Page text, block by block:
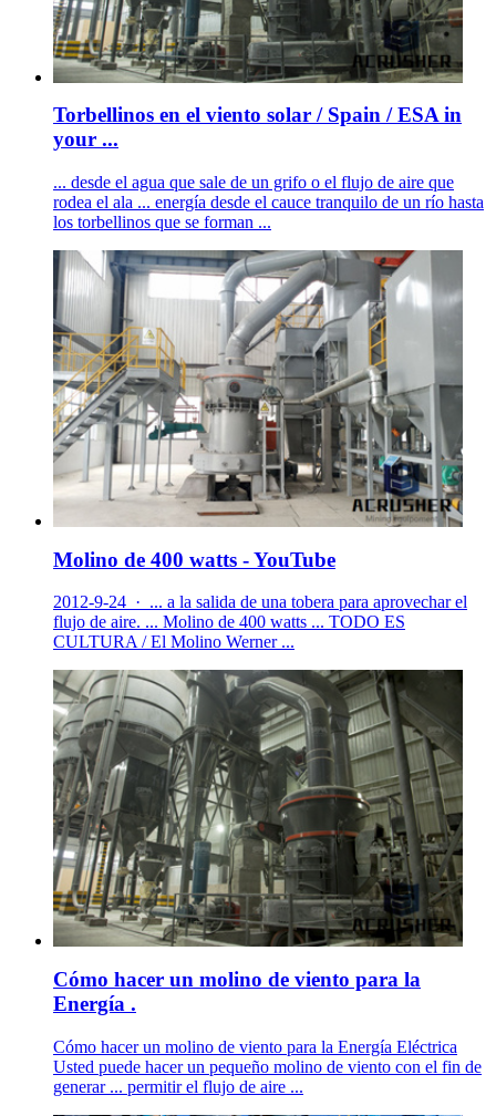
Torbellinos en el viento solar / Spain / ESA in
your ...
... desde el agua que sale de un grifo o el flujo de aire que
rodea el ala ... energía desde el cauce tranquilo de un río hasta
los torbellinos que se forman ...
Molino de 400 watts - YouTube
2012-9-24 · ... a la salida de una tobera para aprovechar el
flujo de aire. ... Molino de 400 watts ... TODO ES
CULTURA / El Molino Werner ...
Cómo hacer un molino de viento para la
Energía .
Cómo hacer un molino de viento para la Energía Eléctrica
Usted puede hacer un pequeño molino de viento con el fin de
generar ... permitir el flujo de aire ...